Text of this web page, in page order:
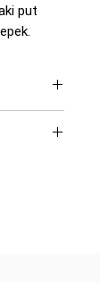
put